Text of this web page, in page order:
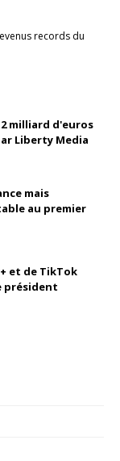
records du
milliard d'euros
Liberty Media
mais
au premier
et de TikTok
président